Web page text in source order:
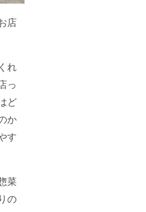
店
れ
っ
ど
か
す
菜
の